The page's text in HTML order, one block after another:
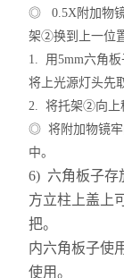
◎ 0.5X附加物镜
架②换到上一位
1. 用5mm六角
将上光源灯头先
2. 将托架②向上
◎ 将附加物镜牢
中。
6) 六角板子存
方立柱上盖上
把。
内六角板子使
使用。